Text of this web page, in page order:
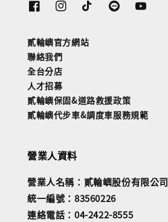
貳輪嶼官方網站
聯絡我們
全台分店
人才招募
貳輪嶼保固&道路救援政策
貳輪嶼代步車&調度車服務規範
營業人資料
營業人名稱：貳輪嶼股份有限公司
統一編號：83560226
連絡電話：04-2422-8555